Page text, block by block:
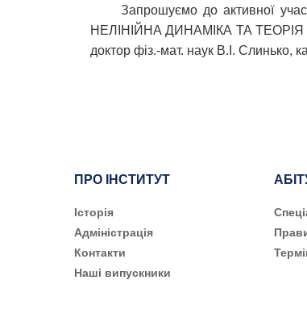
Запрошуємо до активної
НЕЛІНІЙНА ДИНАМІКА ТА ТЕОРІЯ
доктор фіз.-мат. наук В.І. Слинько,
ПРО ІНСТИТУТ
Історія
Адміністрація
Контакти
Наші випускники